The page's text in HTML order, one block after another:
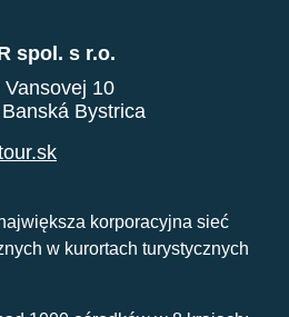
spol. s r.o.
Vansovej 10
Bystrica
korporacyjna sieć
w kurortach turystycznych